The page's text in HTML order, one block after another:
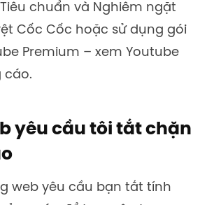
chuẩn và Nghiêm ngặt
Cốc Cốc hoặc sử dụng gói
Premium – xem Youtube
cáo.
yêu cầu tôi tắt chặn
web yêu cầu bạn tắt tính